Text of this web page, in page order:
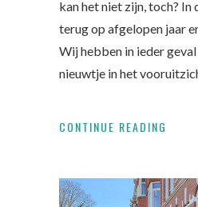
kan het niet zijn, toch?
terug op afgelopen jaar
Wij hebben in ieder geval
nieuwtje in het
CONTINUE READING